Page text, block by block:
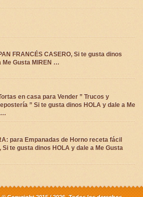
FRANCÉS CASERO, Si te gusta dinos
Me Gusta MIREN …
en casa para Vender ” Trucos y
” Si te gusta dinos HOLA y dale a Me
…
para Empanadas de Horno receta fácil
Si te gusta dinos HOLA y dale a Me Gusta